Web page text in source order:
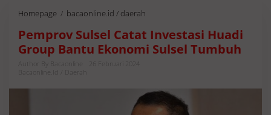
Homepage / bacaonline.id / daerah
m
p
r
Pemprov Sulsel Catat Investasi Huadi
Group Bantu Ekonomi Sulsel Tumbuh
Author By Bacaonline
26 Februari 2024
Bacaonline.id / Daerah